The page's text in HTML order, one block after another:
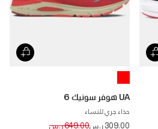
UA هوفر سونيك 6
حذاء جري للنساء
309.00 ر.س Price reduced from
649.00 ر.س to